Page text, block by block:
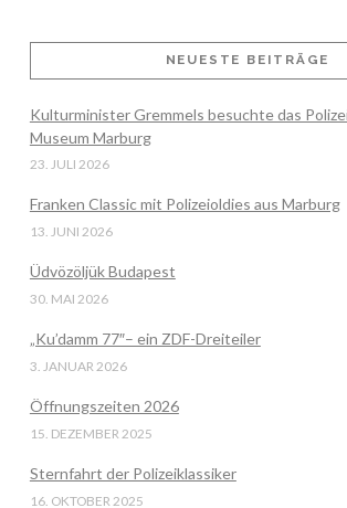
VIEW POST
NEUESTE BEITRÄGE
Kulturminister Gremmels besuchte das
Museum Marburg
23. JULI 2026
Franken Classic mit Polizeioldies aus Marburg
13. JUNI 2026
Üdvözöljük Budapest
30. MAI 2026
„Ku’damm 77″– ein ZDF-Dreiteiler
3. JANUAR 2026
Öffnungszeiten 2026
15. DEZEMBER 2025
Sternfahrt der Polizeiklassiker
16. OKTOBER 2025